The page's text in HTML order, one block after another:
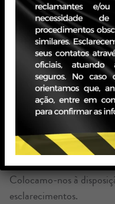
Considerando que as
estão aumentando
que os cidadãos
comunicação com o
de ações desse tipo
fato de que as ações
uma vez que permitem,
debates e uma
que fica difícil ao
que é de relevância social.
Colocamo-nos à
esclarecimentos.